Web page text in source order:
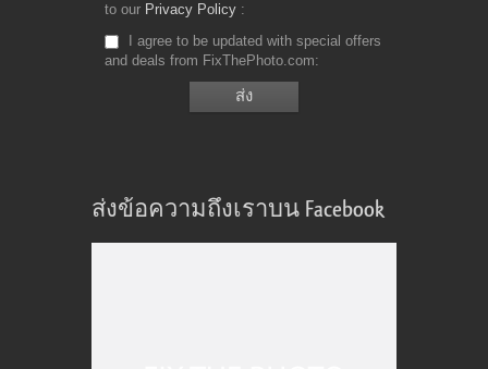
to our Privacy Policy
I agree to be updated with special offers
and deals from FixThePhoto.com
ส่งข้อความถึงเราบน Facebook